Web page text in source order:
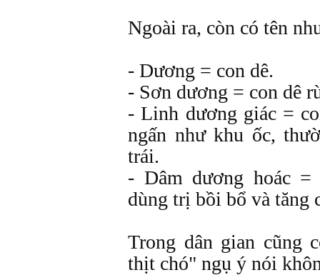
Ngoài ra, còn có tên
- Dương = con dê.
- Sơn dương = con dê
- Linh dương giác =
ngấn như khu ốc,
trái.
- Dâm dương hoác
dùng trị bồi bổ và tăng
Trong dân gian cũng
thịt chó" ngụ ý nói